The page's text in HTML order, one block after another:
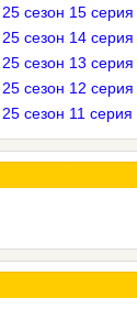
25 сезон 15
25 сезон 14
25 сезон 13
25 сезон 12
25 сезон 11